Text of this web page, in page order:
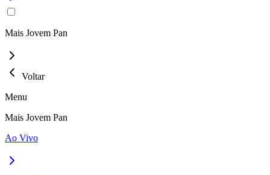
Mais Jovem Pan
Voltar
Menu
Mais Jovem Pan
Ao Vivo